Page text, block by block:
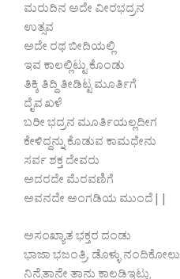
ಮರುದಿನ ಅದೇ ವೀರಭದ್ರನ
ಉತ್ಸವ
ಅದೇ ರಥ ಬೀದಿಯಲ್ಲಿ
ಇವ ಕಾಲಲ್ಲಿಟ್ಟು ಕೊಂಡು
ತಿಕ್ಕಿ ತಿದ್ದಿ ತೀಡಿಟ್ಟ ಮೂರ್ತಿಗೆ
ದೈವ ಖಳೆ‌
ಬರೀ ಭದ್ರನ ಮೂರ್ತಿಯಲ್ಲದೀಗ
ಕೇಳಿದ್ದನ್ನು ಕೊಡುವ ಕಾಮಧೇನು
ಸರ್ವ ಶಕ್ತ ದೇವರು
ಅದರದೇ ಮೆರವಣಿಗೆ
ಅವನದೇ ಅಂಗಡಿಯ ಮುಂದೆ||
ಅಸಂಖ್ಯಾತ ಭಕ್ತರ ದಂಡು
ಭಾಜಾ ಭಜಂತ್ರಿ, ಡೊಳ್ಳು ನಂದಿಕೋಲು